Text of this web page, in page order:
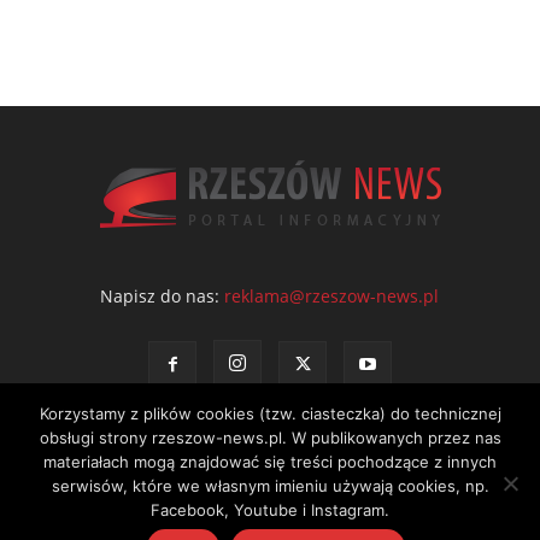
Napisz do nas: reklama@rzeszow-news.pl
Kontakt Polityka prywatności Regulamin portalu
© NEWS Sp. z o.o. - wydawca portalu Rzeszów News. Wszystkie prawa
Korzystamy z plików cookies (tzw. ciasteczka) do technicznej
obsługi strony rzeszow-news.pl. W publikowanych przez nas
materiałach mogą znajdować się treści pochodzące z innych
serwisów, które we własnym imieniu używają cookies, np.
Facebook, Youtube i Instagram.